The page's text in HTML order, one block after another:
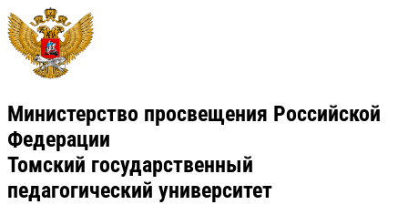
Министерство просвещения Российской
Федерации
Томский государственный
педагогический университет